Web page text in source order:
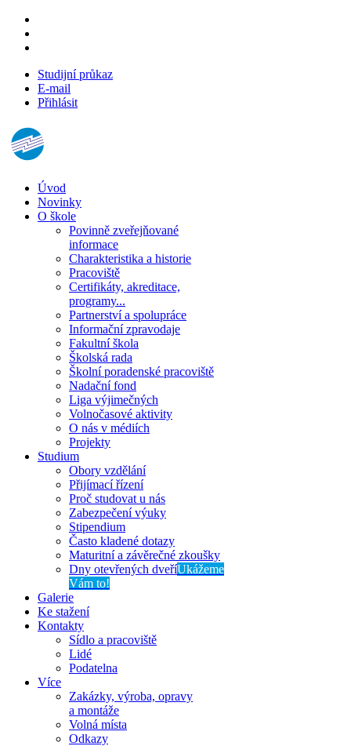
Studijní průkaz
E-mail
Přihlásit
Úvod
Novinky
O škole
Povinně zveřejňované
informace
Charakteristika a historie
Pracoviště
Certifikáty, akreditace,
programy...
Partnerství a spolupráce
Informační zpravodaje
Fakultní škola
Školská rada
Školní poradenské pracoviště
Nadační fond
Liga výjimečných
Volnočasové aktivity
O nás v médiích
Projekty
Studium
Obory vzdělání
Přijímací řízení
Proč studovat u nás
Zabezpečení výuky
Stipendium
Často kladené dotazy
Maturitní a závěrečné zkoušky
Dny otevřených dveříUkážeme
Vám to!
Galerie
Ke stažení
Kontakty
Sídlo a pracoviště
Lidé
Podatelna
Více
Zakázky, výroba, opravy
a montáže
Volná místa
Odkazy